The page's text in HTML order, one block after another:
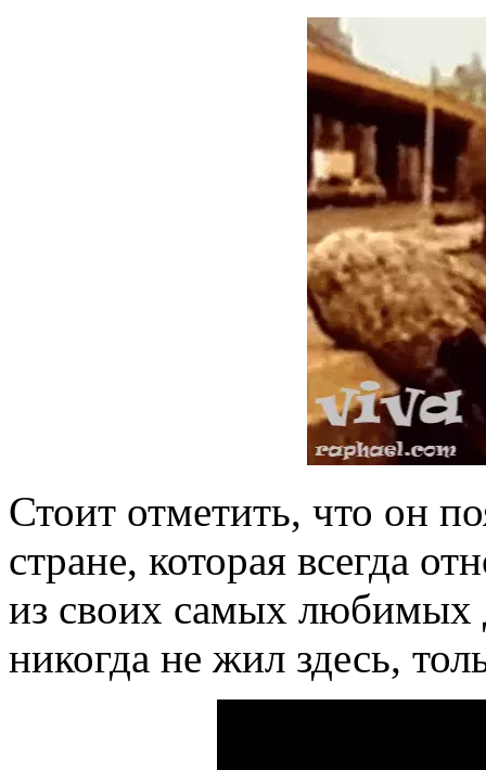
Стоит отметить, что он
стране, которая всегда
из своих самых любимых
никогда не жил здесь,